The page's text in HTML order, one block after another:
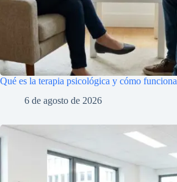
Qué es la terapia psicológica y cómo funciona
6 de agosto de 2026